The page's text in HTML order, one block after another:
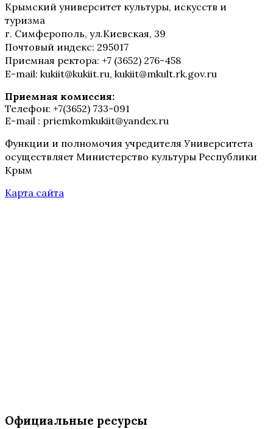
Крымский университет культуры, искусств и
туризма
г. Симферополь, ул.Киевская, 39
Почтовый индекс: 295017
Приемная ректора: +7 (3652) 276-458
E-mail: kukiit@kukiit.ru, kukiit@mkult.rk.gov.ru
Приемная комиссия:
Телефон: +7(3652) 733-091
E-mail : priemkomkukiit@yandex.ru
Функции и полномочия учредителя Университета
осуществляет Министерство культуры Республики
Крым
Карта сайта
Официальные ресурсы